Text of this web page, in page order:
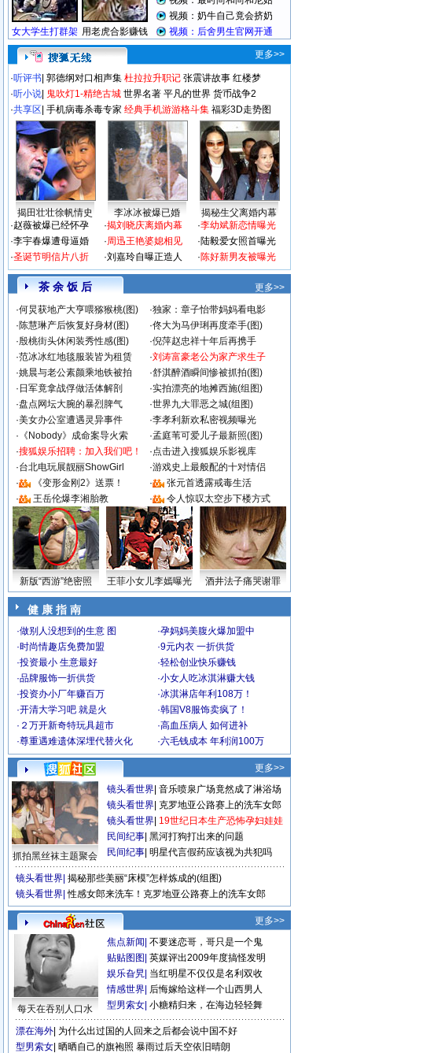
更多>>
·听评书 郭德纲对口相声集 杜拉拉升职记 张震讲故事 红楼梦
·听小说 鬼吹灯1-精绝古城 世界名著 平凡的世界 货币战争2
·共享区 手机病毒杀毒专家 经典手机游游格斗集 福彩3D走势图
揭田壮壮徐帆情史 李冰冰被爆已婚
揭秘生父离婚内幕
·赵薇被爆已经怀孕
·李宇春爆遭母逼婚
·圣诞节明信片八折
·揭刘晓庆离婚内幕
·周迅王艳婆媳相见
·刘嘉玲自曝正造人
·李幼斌新恋情曝光
·陆毅爱女照首曝光
·陈好新男友被曝光
茶 余 饭 后
更多>>
·何炅获地产大亨喂猕猴桃(图) ·独家：章子怡带妈妈看电影
·陈慧琳产后恢复好身材(图) ·佟大为马伊琍再度牵手(图)
·殷桃街头休闲装秀性感(图) ·倪萍赵忠祥十年后再携手
·范冰冰红地毯服装皆为租赁 ·刘涛富豪老公为家产求生子
·姚晨与老公素颜乘地铁被拍 ·舒淇醉酒瞬间惨被抓拍(图)
· 日军竟拿战俘做活体解剖 ·实拍漂亮的地摊西施(组图)
·盘点网坛大腕的暴烈脾气 ·世界九大罪恶之城(组图)
·美女办公室遭遇灵异事件 ·李孝利新欢私密视频曝光
· 《Nobody》成命案导火索 ·孟庭苇可爱儿子最新照(图)
·搜狐娱乐招聘：加入我们吧！ ·点击进入搜狐娱乐影视库
·台北电玩展靓丽ShowGirl ·游戏史上最般配的十对情侣
·
《变形金刚2》送票！ ·
张元首透露戒毒生活
·
王岳伦爆李湘胎教 · 令人惊叹太空步下楼方式
新版“西游”绝密照 王菲小女儿李嫣曝光 酒井法子痛哭谢罪
健 康 指 南
·做别人没想到的生意 图 ·孕妈妈美腹火爆加盟中
·时尚情趣店免费加盟 ·9元内衣 一折供货
·投资最小 生意最好 ·轻松创业快乐赚钱
·品牌服饰一折供货 ·小女人吃冰淇淋赚大钱
·投资办小厂年赚百万 ·冰淇淋店年利108万！
·开清大学习吧 就是火 ·韩国V8服饰卖疯了！
· ２万开新奇特玩具超市 ·高血压病人 如何进补
·尊重遇难遗体深埋代替火化 ·六毛钱成本 年利润100万
更多>>
抓拍黑丝袜主题聚会
镜头看世界 音乐喷泉广场竟然成了淋浴场
镜头看世界 克罗地亚公路赛上的洗车女郎
镜头看世界 19世纪日本生产恐怖孕妇娃娃
民间纪事 黑河打狗打出来的问题
民间纪事 明星代言假药应该视为共犯吗
镜头看世界 揭秘那些美丽“床模”怎样炼成的(组图)
镜头看世界 性感女郎来洗车！克罗地亚公路赛上的洗车女郎
更多>>
每天在吞别人口水
焦点新闻 不要迷恋哥，哥只是一个鬼
贴贴图图 英媒评出2009年度搞怪发明
娱乐旮旯 当红明星不仅仅是名利双收
情感世界 后悔嫁给这样一个山西男人
型男索女 小糖精归来，在海边轻轻舞
漂在海外 为什么出过国的人回来之后都会说中国不好
型男索女 晒晒自己的旗袍照 暴雨过后天空依旧晴朗